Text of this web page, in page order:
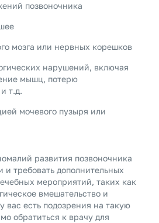
позвоночника
мозга или нервных корешков
нарушений, включая
мышц, потерю
т.д.
мочевого пузыря или
развития позвоночника
и требовать дополнительных
мероприятий, таких как
вмешательство и
вас есть подозрения на такую
обратиться к врачу для